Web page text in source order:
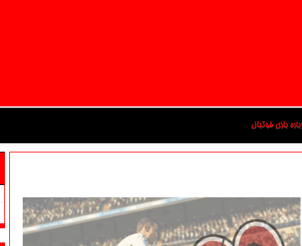
بازی فوتبال